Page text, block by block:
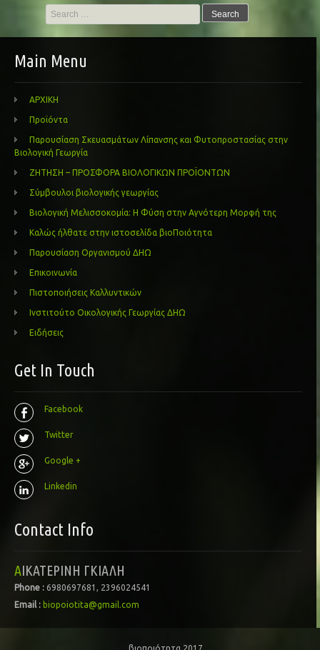
Search
for:
Main Menu
ΑΡΧΙΚΗ
Προϊόντα
Παρουσίαση Σκευασμάτων Λίπανσης και Φυτοπροστασίας στην
Βιολογική Γεωργία
ΖΗΤΗΣΗ – ΠΡΟΣΦΟΡΑ ΒΙΟΛΟΓΙΚΩΝ ΠΡΟΪΟΝΤΩΝ
Σύμβουλοι βιολογικής γεωργίας
Βιολογική Μελισσοκομία: Η Φύση στην Αγνότερη Μορφή της
Καλώς ήλθατε στην ιστοσελίδα βιοΠοιότητα
Παρουσίαση Οργανισμού ΔΗΩ
Επικοινωνία
Πιστοποιήσεις Καλλυντικών
Ινστιτούτο Οικολογικής Γεωργίας ΔΗΩ
Ειδήσεις
Get In Touch
Facebook
Twitter
Google +
Linkedin
Contact Info
ΑΙΚΑΤΕΡΙΝΗ ΓΚΙΑΛΗ
Phone : 6980697681, 2396024541
Email : biopoiotita@gmail.com
βιοποιότητα 2017